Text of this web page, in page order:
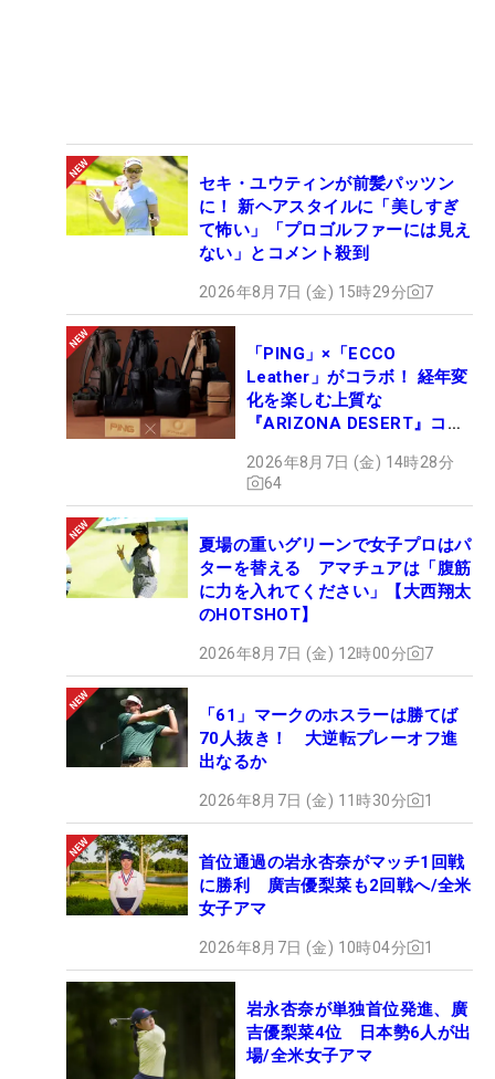
セキ・ユウティンが前髪パッツン
に！ 新ヘアスタイルに「美しすぎ
て怖い」「プロゴルファーには見え
ない」とコメント殺到
2026年8月7日 (金) 15時29分 7
「PING」×「ECCO
Leather」がコラボ！ 経年変
化を楽しむ上質な
『ARIZONA DESERT』コレ
ュー
2026年8月7日 (金) 14時28分
64
夏場の重いグリーンで女子プロはパ
ターを替える アマチュアは「腹筋
に力を入れてください」【大西翔太
のHOTSHOT】
2026年8月7日 (金) 12時00分 7
「61」マークのホスラーは勝てば
70人抜き！ 大逆転プレーオフ進
出なるか
2026年8月7日 (金) 11時30分 1
首位通過の岩永杏奈がマッチ1回戦
に勝利 廣吉優梨菜も2回戦へ/全米
女子アマ
2026年8月7日 (金) 10時04分 1
岩永杏奈が単独首位発進、廣
吉優梨菜4位 日本勢6人が出
場/全米女子アマ